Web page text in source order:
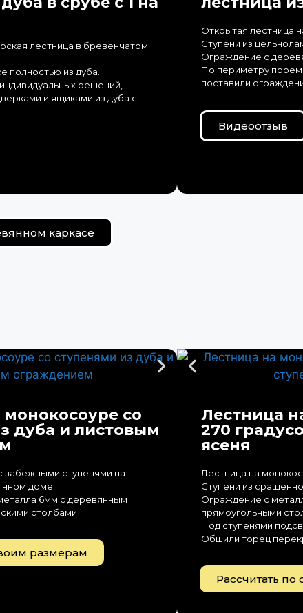
лестница в бревенчатом
полностью из дуба.
решений,
и ящиками из дуба с
Открытая лестница
Ступени из
Ограждение с
По периметру
поставили
Видеоотзыв
каркасе
со
дуба и листовым
забежными ступенями на
доме.
6мм с деревянным
столбами
размерам
Лестница
270
ясеня
Лестница на
Ступени из
Ограждение с
прямоугольными
Под ступенями
Обшили торец
Рассчитать